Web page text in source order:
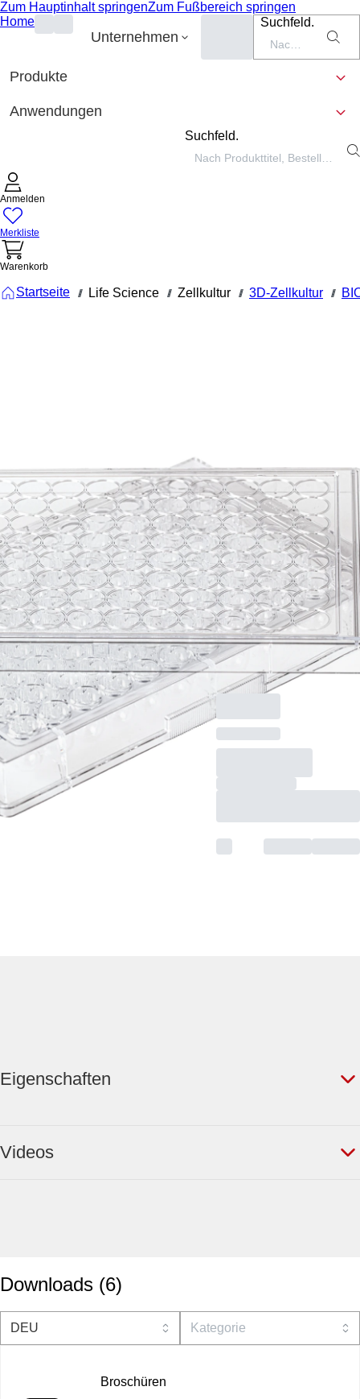
Zum Hauptinhalt springenZum Fußbereich springen
Home
Unternehmen
Suchfeld.
Produkte
Anwendungen
Suchfeld.
Anmelden
Merkliste
Warenkorb
Startseite /// Life Science /// Zellkultur /// 3D-Zellkultur ///
Zellkulturplatte, 96
Well, Material: PS,
Oberfläche:
BIOFLOAT™, für
Sphäroidkultur,
Rundboden, steril,
pyrogenfrei/
nicht zytotoxisch, 1
Stück/Beutel
Eigenschaften
Videos
Downloads (6)
Broschüren